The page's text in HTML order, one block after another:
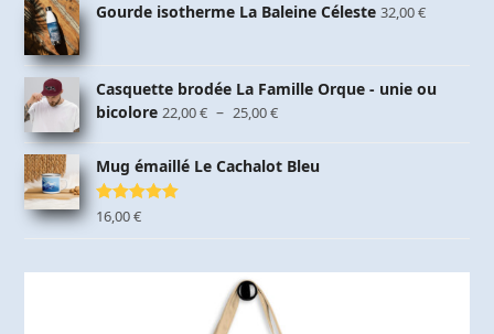
Gourde isotherme La Baleine Céleste 32,00€
Casquette brodée La Famille Orque - unie ou
bicolore 22,00€ – 25,00€Plage
prix :
Mug émaillé Le Cachalot Bleu
Note 5.00
16,00€